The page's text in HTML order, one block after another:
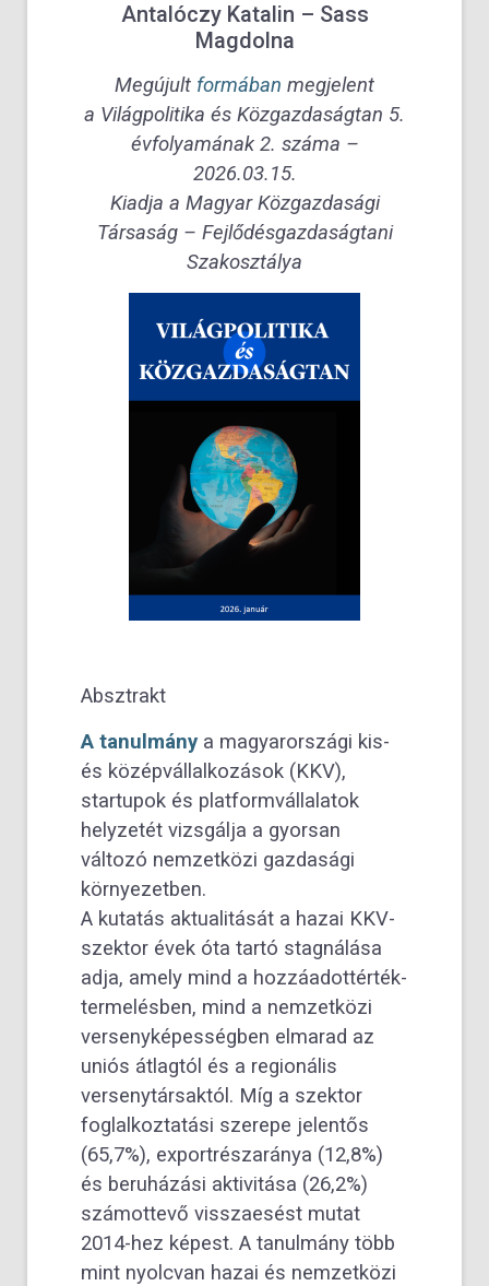
Antalóczy Katalin – Sass
Magdolna
Megújult formában megjelent
a Világpolitika és Közgazdaságtan 5.
évfolyamának 2. száma –
2026.03.15.
Kiadja a Magyar Közgazdasági
Társaság – Fejlődésgazdaságtani
Szakosztálya
Absztrakt
A tanulmány a magyarországi kis-
és középvállalkozások (KKV),
startupok és platformvállalatok
helyzetét vizsgálja a gyorsan
változó nemzetközi gazdasági
környezetben.
A kutatás aktualitását a hazai KKV-
szektor évek óta tartó stagnálása
adja, amely mind a hozzáadottérték-
termelésben, mind a nemzetközi
versenyképességben elmarad az
uniós átlagtól és a regionális
versenytársaktól. Míg a szektor
foglalkoztatási szerepe jelentős
(65,7%), exportrészaránya (12,8%)
és beruházási aktivitása (26,2%)
számottevő visszaesést mutat
2014-hez képest. A tanulmány több
mint nyolcvan hazai és nemzetközi